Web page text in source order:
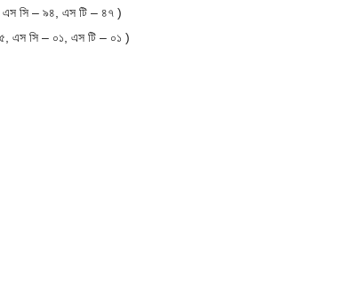
সি – ৯৪, এস টি – ৪৭ )
এস সি – ০১, এস টি – ০১ )